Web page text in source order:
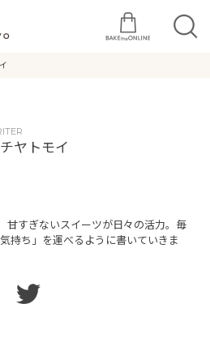
ヤトモイ
甘すぎないスイーツが日々の活力。毎
持ち」を運べるように書いていきま